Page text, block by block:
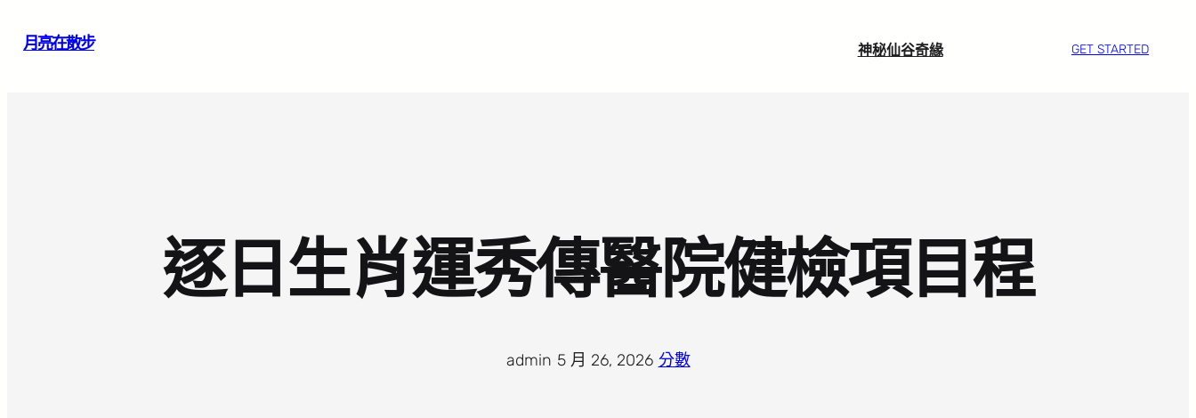
月亮在散步 神秘仙谷奇緣 GET STARTED
逐日生肖運秀傳醫院健檢項目程
admin 5 月 26, 2026· 分數